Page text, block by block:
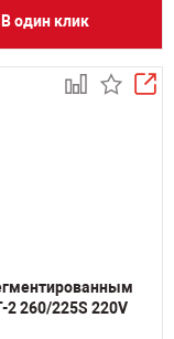
В один клик
2 260/225S 220V